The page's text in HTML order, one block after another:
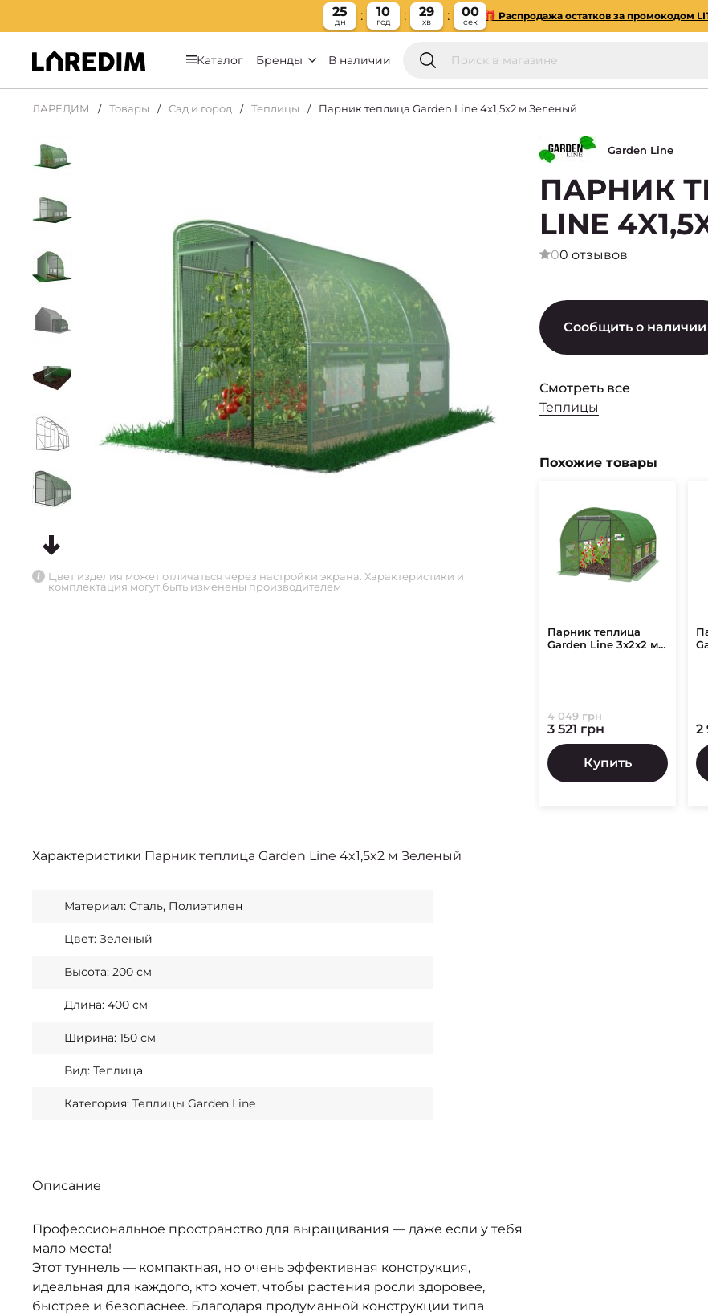
25
дн
10
год
28
хв
59
сек
🎁 Распродажа остатков за промокодом
Каталог Бренды В наличии
ЛАРЕДИМ Товары Сад и город Теплицы Парник теплица Garden Line 4x1,5x2 м Зеленый
Цвет изделия может отличаться через настройки экрана. Характеристики и
комплектация могут быть изменены производителем
Garden Line
ПАРНИК
LINE
00 отзывов
Сообщить о наличии
Смотреть все
Теплицы
Похожие товары
Парник теплица
Garden Line 3x2x2 м
4 049 грн
3 521 грн
Купить
2
Характеристики Парник теплица Garden Line 4x1,5x2 м Зеленый
Материал: Сталь, Полиэтилен
Цвет: Зеленый
Высота: 200 см
Длина: 400 см
Ширина: 150 см
Вид: Теплица
Категория: Теплицы Garden Line
Описание
Профессиональное пространство для выращивания — даже если у тебя
мало места!
Этот туннель — компактная, но очень эффективная конструкция,
идеальная для каждого, кто хочет, чтобы растения росли здоровее,
быстрее и безопаснее. Благодаря продуманной конструкции типа